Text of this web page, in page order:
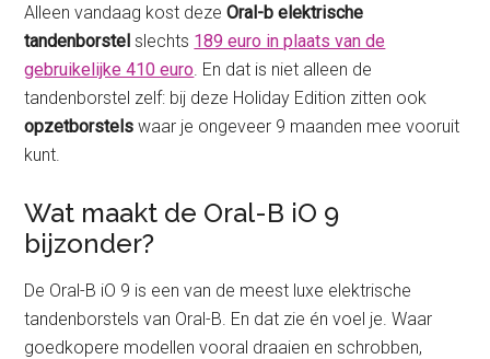
Alleen vandaag kost dezeOral-b elektrische
tandenborstelslechts 189 euro in plaats van de
gebruikelijke 410 euro. En dat is niet alleen de
tandenborstel zelf: bij deze Holiday Edition zitten ook
opzetborstelswaar je ongeveer 9 maanden mee vooruit
kunt.
Wat maakt de Oral-B iO 9
bijzonder?
De Oral-B iO 9 is een van de meest luxe elektrische
tandenborstels van Oral-B. En dat zie én voel je. Waar
goedkopere modellen vooral draaien en schrobben,